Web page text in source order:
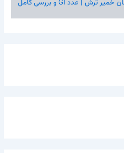
شاخص گلیسمی نان خمیر ترش | عدد GI و بررسی کامل